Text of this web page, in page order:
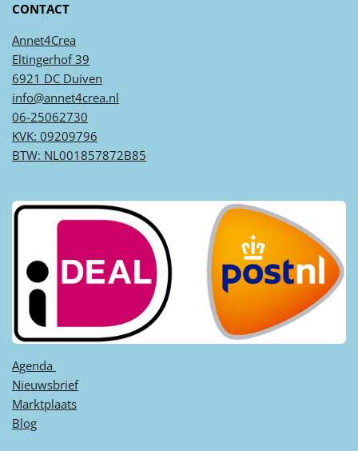
CONTACT
Annet4Crea
Eltingerhof 39
6921 DC Duiven
info@annet4crea.nl
06-25062730
KVK: 09209796
BTW: NL001857872B85
Agenda ​
Nieuwsbrief
Marktplaats
Blog